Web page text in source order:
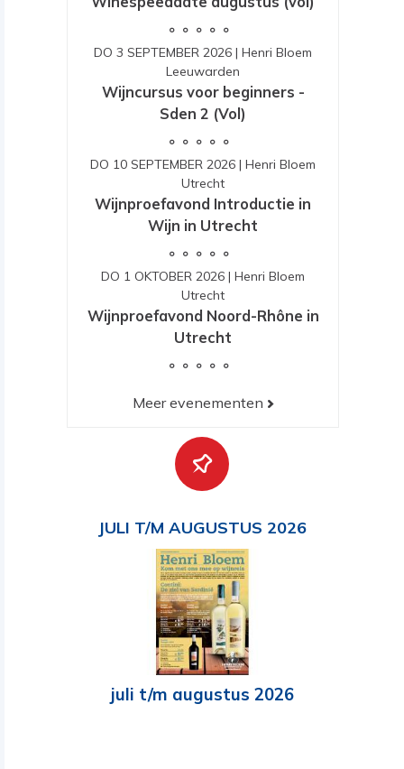
DO 3 SEPTEMBER 2026 | Henri Bloem
Leeuwarden
Wijncursus voor beginners -
Sden 2 (Vol)
DO 10 SEPTEMBER 2026 | Henri Bloem
Utrecht
Wijnproefavond Introductie in
Wijn in Utrecht
DO 1 OKTOBER 2026 | Henri Bloem
Utrecht
Wijnproefavond Noord-Rhône in
Utrecht
Meer evenementen
JULI T/M AUGUSTUS 2026
juli t/m augustus 2026